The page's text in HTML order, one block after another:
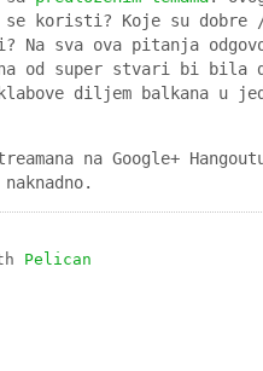
se koristi? Koje su dobre
Na sva ova pitanja
od super stvari bi bila
diljem balkana u
na Google+
Pelican